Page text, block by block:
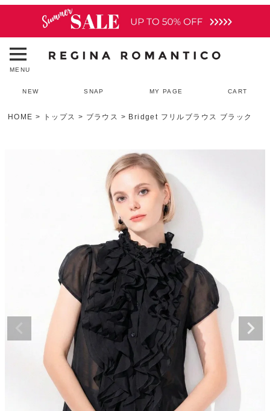
MENU
NEW SNAP MY PAGE CART
HOME トップス ブラウス Bridget フリルブラウス ブラック